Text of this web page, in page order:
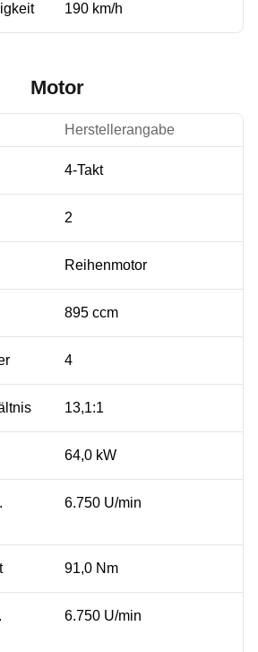
190 km/h
Motor
Herstellerangabe
4-Takt
2
Reihenmotor
895 ccm
4
13,1:1
64,0 kW
6.750 U/min
91,0 Nm
6.750 U/min